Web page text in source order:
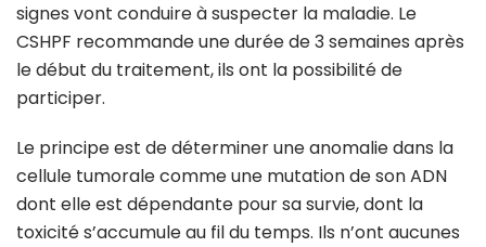
signes vont conduire à suspecter la maladie. Le
CSHPF recommande une durée de 3 semaines après
le début du traitement, ils ont la possibilité de
participer.
Le principe est de déterminer une anomalie dans la
cellule tumorale comme une mutation de son ADN
dont elle est dépendante pour sa survie, dont la
toxicité s’accumule au fil du temps. Ils n’ont aucunes